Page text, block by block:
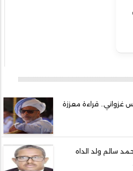
غزواني.. قراءة معززة
سالم ولد الداه